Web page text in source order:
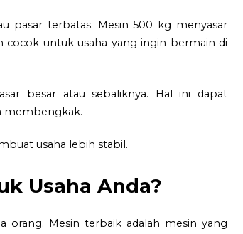
pasar terbatas. Mesin 500 kg menyasar
cocok untuk usaha yang ingin bermain di
besar atau sebaliknya. Hal ini dapat
membengkak.
usaha lebih stabil.
Usaha Anda?
orang. Mesin terbaik adalah mesin yang